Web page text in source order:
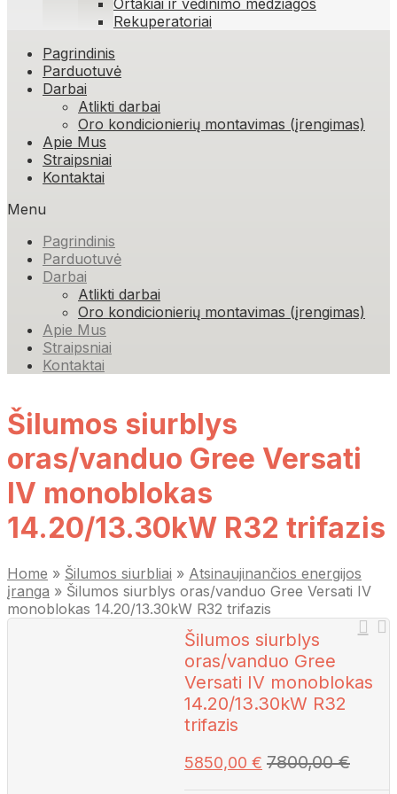
Ortakiai ir vėdinimo medžiagos
Rekuperatoriai
Skip
content
Pagrindinis
Parduotuvė
Darbai
Atlikti darbai
Oro kondicionierių montavimas (įrengimas)
Apie Mus
Straipsniai
Kontaktai
Menu
Pagrindinis
Parduotuvė
Darbai
Atlikti darbai
Oro kondicionierių montavimas (įrengimas)
Apie Mus
Straipsniai
Kontaktai
Šilumos siurblys
oras/vanduo Gree Versati
IV monoblokas
14.20/13.30kW R32 trifazis
Home » Šilumos siurbliai » Atsinaujinančios energijos
įranga » Šilumos siurblys oras/vanduo Gree Versati IV
monoblokas 14.20/13.30kW R32 trifazis
Šilumos siurblys
oras/vanduo Gree
Versati IV monoblokas
14.20/13.30kW R32
trifazis
5850,00 € 7800,00€